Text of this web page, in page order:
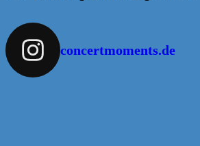
concertmoments.de